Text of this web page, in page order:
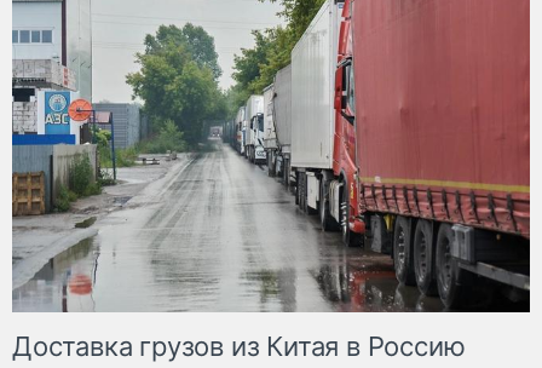
Доставка грузов из Китая в Россию